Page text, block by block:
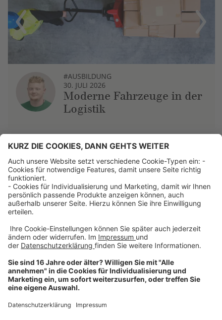
Previous
#AUSBILDUNG
30. JULI 2026
Moderne Fahrzeuge in der
Logistik
Next
Über uns
Dehner Unternehmen
Jobs bei Dehner